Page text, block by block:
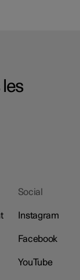
les
Social
Instagram
Facebook
YouTube